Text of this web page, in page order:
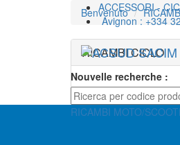
ACCESSORI -
Avignon : +334
Nouvelle recherche :
RICAMBI MOTO/
Benvenuto
RICAMBI CICLO
COMPONENTI
TELAI ED